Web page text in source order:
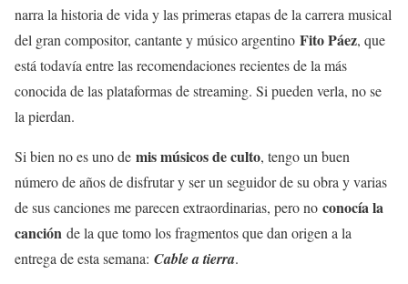
narra la historia de vida y las primeras etapas de la carrera musical
del gran compositor, cantante y músico argentino Fito Páez, que
está todavía entre las recomendaciones recientes de la más
conocida de las plataformas de streaming. Si pueden verla, no se
la pierdan.
Si bien no es uno de mis músicos de culto, tengo un buen
número de años de disfrutar y ser un seguidor de su obra y varias
de sus canciones me parecen extraordinarias, pero no conocía la
canción de la que tomo los fragmentos que dan origen a la
entrega de esta semana: Cable a tierra.